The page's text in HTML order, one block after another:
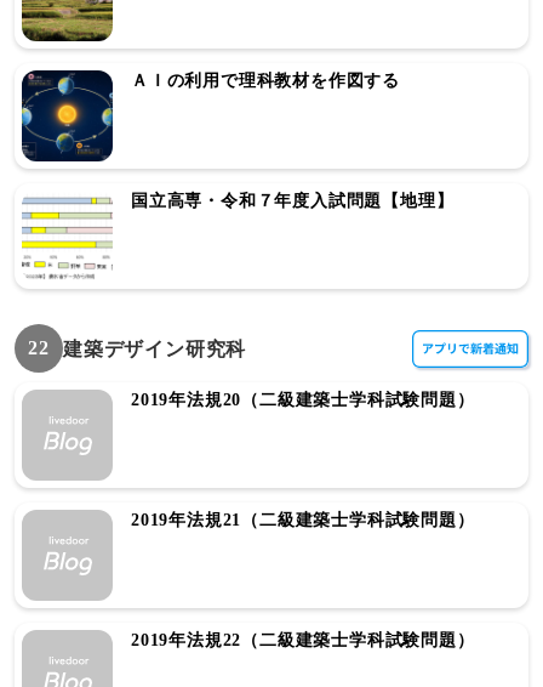
ＡＩの利用で理科教材を作図する
国立高専・令和７年度入試問題【地理】
22 建築デザイン研究科
2019年法規20（二級建築士学科試験問題）
2019年法規21（二級建築士学科試験問題）
2019年法規22（二級建築士学科試験問題）